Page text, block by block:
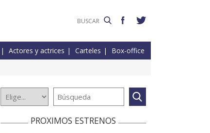
Actores y actrices Carteles Box-office
PROXIMOS ESTRENOS